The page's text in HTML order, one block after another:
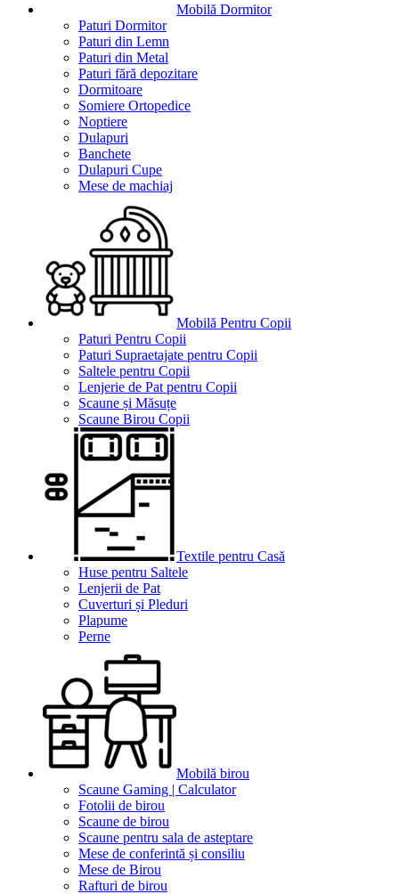
Mobilă Dormitor
Paturi Dormitor
Paturi din Lemn
Paturi din Metal
Paturi fără depozitare
Dormitoare
Somiere Ortopedice
Noptiere
Dulapuri
Banchete
Dulapuri Cupe
Mese de machiaj
Mobilă Pentru Copii
Paturi Pentru Copii
Paturi Supraetajate pentru Copii
Saltele pentru Copii
Lenjerie de Pat pentru Copii
Scaune și Măsuțe
Scaune Birou Copii
Textile pentru Casă
Huse pentru Saltele
Lenjerii de Pat
Cuverturi și Pleduri
Plapume
Perne
Mobilă birou
Scaune Gaming | Calculator
Fotolii de birou
Scaune de birou
Scaune pentru sala de asteptare
Mese de conferintă și consiliu
Mese de Birou
Rafturi de birou